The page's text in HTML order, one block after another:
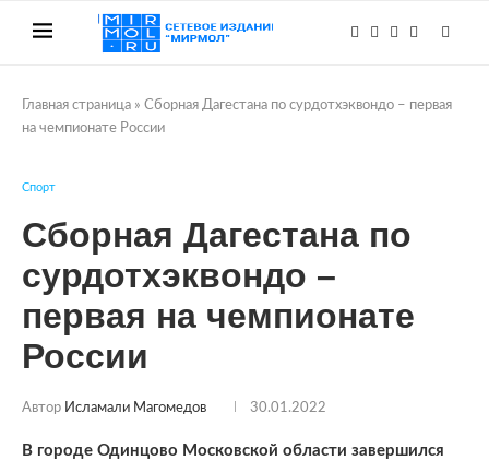
Главная страница » Сборная Дагестана по сурдотхэквондо – первая
на чемпионате России
Спорт
Сборная Дагестана по
сурдотхэквондо –
первая на чемпионате
России
Автор Исламали Магомедов 30.01.2022
В городе Одинцово Московской области завершился